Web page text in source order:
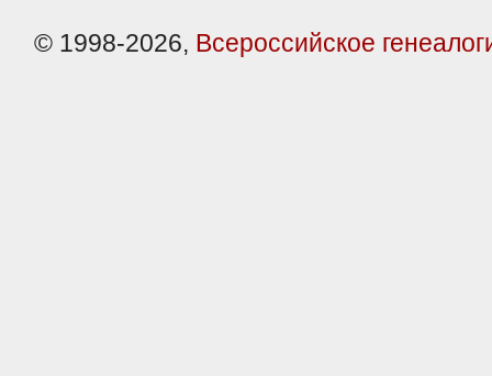
© 1998-2026, Всероссийское